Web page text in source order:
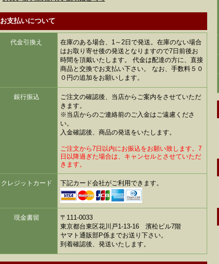
お支払いについて
代金引換え
在庫のある場合、1～2日で発送。在庫のない場合
はお取り寄せ後の発送となりますので7日前後お
時間を頂戴いたします。 代金は配達の方に、直接
商品と交換でお支払い下さい。 なお、手数料５０
０円の追加をお願いします。
銀行振込
ご注文の確認後、当店からご案内をさせていただ
きます。
※当店からのご連絡前のご入金はご遠慮くださ
い。
入金確認後、商品の発送をいたします。
ご注文から7日以内にお振込をお願い致します。7
日以降過ぎた場合は、キャンセルとさせていただ
きます。
クレジットカード 下記カード会社がご利用できます。
現金書留
〒111-0033
東京都台東区花川戸1-13-16 濱松ビル7階
ヤマト通販部P係までお送り下さい。
到着確認後、発送いたします。